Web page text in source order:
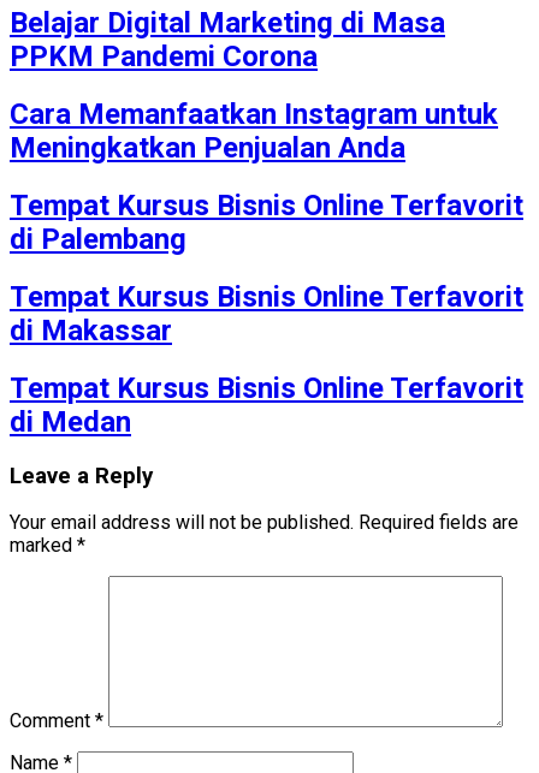
Belajar Digital Marketing di Masa
PPKM Pandemi Corona
Cara Memanfaatkan Instagram untuk
Meningkatkan Penjualan Anda
Tempat Kursus Bisnis Online Terfavorit
di Palembang
Tempat Kursus Bisnis Online Terfavorit
di Makassar
Tempat Kursus Bisnis Online Terfavorit
di Medan
Leave a Reply
Your email address will not be published. Required fields are
marked *
Comment *
Name *